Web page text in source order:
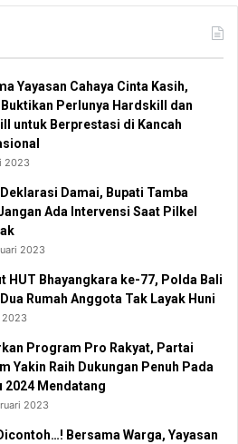
Yayasan Cahaya Cinta Kasih,
Buktikan Perlunya Hardskill dan
untuk Berprestasi di Kancah
2023
Damai, Bupati Tamba
Ada Intervensi Saat Pilkel
2023
HUT Bhayangkara ke-77, Polda Bali
Dua Rumah Anggota Tak Layak Huni
2023
Program Pro Rakyat, Partai
Yakin Raih Dukungan Penuh Pada
2024 Mendatang
2023
Bersama Warga, Yayasan